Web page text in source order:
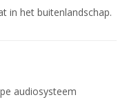
in het buitenlandschap.
audiosysteem